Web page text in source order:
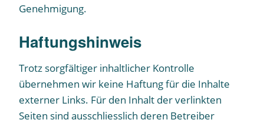
Genehmigung.
Haftungshinweis
Trotz sorgfältiger inhaltlicher Kontrolle
übernehmen wir keine Haftung für die Inhalte
externer Links. Für den Inhalt der verlinkten
Seiten sind ausschliesslich deren Betreiber